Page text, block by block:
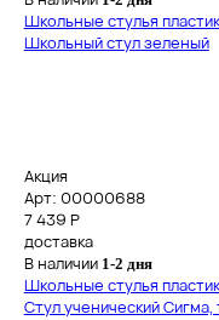
Школьные стулья
Школьный стул зеленый
Акция
Арт: 00000688
7 439 Р
доставка
В наличии 1-2 дня
Школьные стулья
Стул ученический